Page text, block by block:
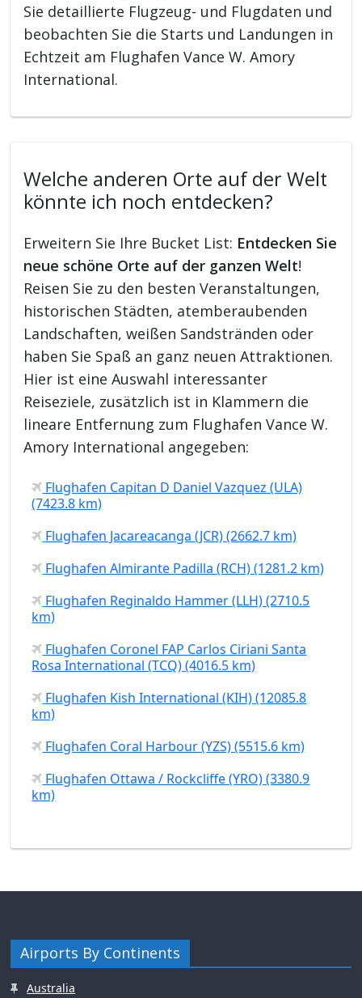
Sie detaillierte Flugzeug- und Flugdaten und
beobachten Sie die Starts und Landungen in
Echtzeit am Flughafen Vance W. Amory
International.
Welche anderen Orte auf der Welt
könnte ich noch entdecken?
Erweitern Sie Ihre Bucket List: Entdecken Sie
neue schöne Orte auf der ganzen Welt!
Reisen Sie zu den besten Veranstaltungen,
historischen Städten, atemberaubenden
Landschaften, weißen Sandstränden oder
haben Sie Spaß an ganz neuen Attraktionen.
Hier ist eine Auswahl interessanter
Reiseziele, zusätzlich ist in Klammern die
lineare Entfernung zum Flughafen Vance W.
Amory International angegeben:
Flughafen Capitan D Daniel Vazquez (ULA)
(7423.8 km)
Flughafen Jacareacanga (JCR) (2662.7 km)
Flughafen Almirante Padilla (RCH) (1281.2 km)
Flughafen Reginaldo Hammer (LLH) (2710.5
km)
Flughafen Coronel FAP Carlos Ciriani Santa
Rosa International (TCQ) (4016.5 km)
Flughafen Kish International (KIH) (12085.8
km)
Flughafen Coral Harbour (YZS) (5515.6 km)
Flughafen Ottawa / Rockcliffe (YRO) (3380.9
km)
Airports By Continents
Australia